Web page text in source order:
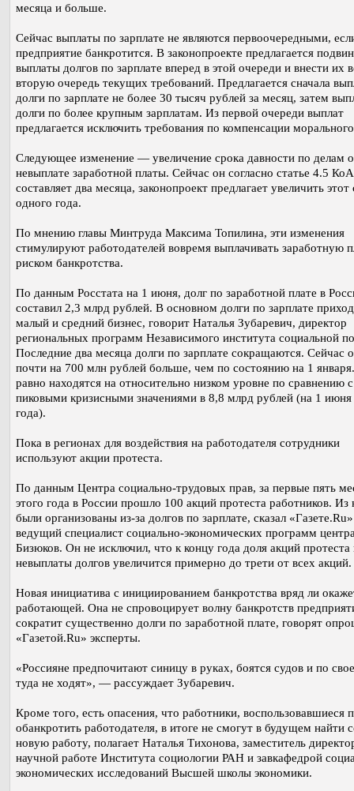
месяца и больше.
Сейчас выплаты по зарплате не являются первоочередными,
предприятие банкротится. В законопроекте предлагается
выплаты долгов по зарплате вперед в этой очереди и внести их
вторую очередь текущих требований. Предлагается сначала
долги по зарплате не более 30 тысяч рублей за месяц, затем
долги по более крупным зарплатам. Из первой очереди выплат
предлагается исключить требования по компенсации
Следующее изменение — увеличение срока давности по делам о
невыплате заработной платы. Сейчас он согласно статье 4.5
составляет два месяца, законопроект предлагает увеличить этот
одного года.
По мнению главы Минтруда Максима Топилина, эти изменения
стимулируют работодателей вовремя выплачивать заработную
риском банкротства.
По данным Росстата на 1 июня, долг по заработной плате в
составил 2,3 млрд рублей. В основном долги по зарплате
малый и средний бизнес, говорит Наталья Зубаревич, директор
региональных программ Независимого института социальной
Последние два месяца долги по зарплате сокращаются. Сейчас
почти на 700 млн рублей больше, чем по состоянию на 1
равно находятся на относительно низком уровне по сравнению с
пиковыми кризисными значениями в 8,8 млрд рублей (на 1
года).
Пока в регионах для воздействия на работодателя сотрудники
используют акции протеста.
По данным Центра социально-трудовых прав, за первые пять
этого года в России прошло 100 акций протеста работников. Из
были организованы из-за долгов по зарплате, сказал «Газете.Ru»
ведущий специалист социально-экономических программ
Бизюков. Он не исключил, что к концу года доля акций протеста
невыплаты долгов увеличится примерно до трети от всех акций.
Новая инициатива с инициированием банкротства вряд ли
работающей. Она не спровоцирует волну банкротств
сократит существенно долги по заработной плате, говорят
«Газетой.Ru» эксперты.
«Россияне предпочитают синицу в руках, боятся судов и по
туда не ходят», — рассуждает Зубаревич.
Кроме того, есть опасения, что работники, воспользовавшиеся
обанкротить работодателя, в итоге не смогут в будущем найти
новую работу, полагает Наталья Тихонова, заместитель
научной работе Института социологии РАН и завкафедрой
экономических исследований Высшей школы экономики.